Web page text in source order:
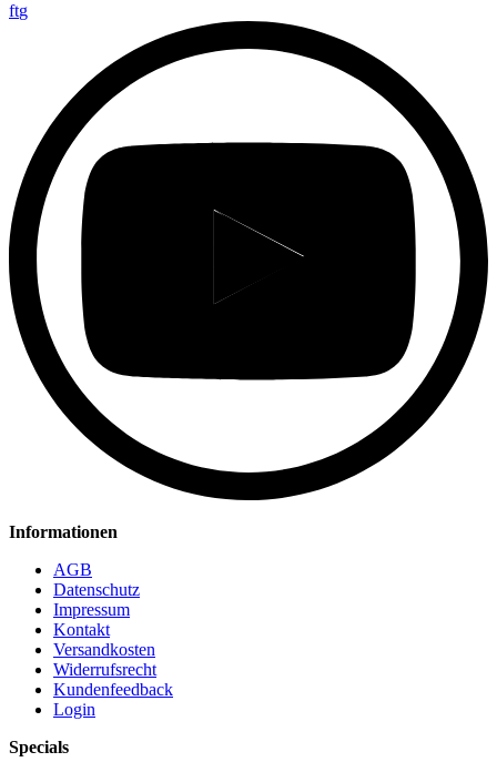
ftg
Informationen
AGB
Datenschutz
Impressum
Kontakt
Versandkosten
Widerrufsrecht
Kundenfeedback
Login
Specials